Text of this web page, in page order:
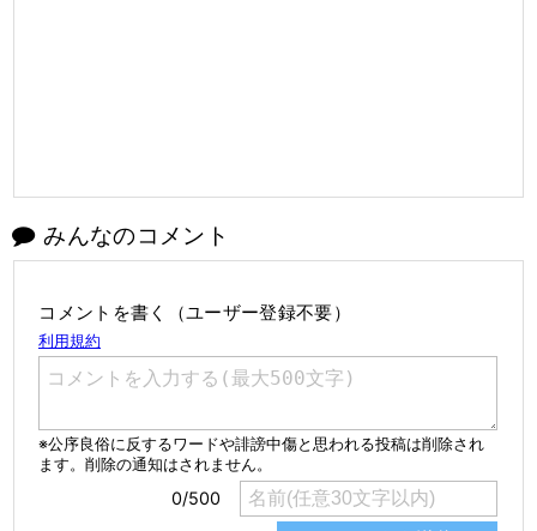
みんなのコメント
コメントを書く（ユーザー登録不要）